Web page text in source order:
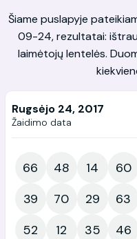
Šiame puslapyje
09-24, rezultatai:
laimėtojų lentelės.
Rugsėjo 24, 2017
Žaidimo data
66 48 14 60
39
70 29 63
52
12 35 46